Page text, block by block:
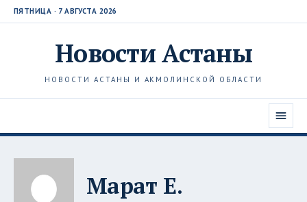
ПЯТНИЦА · 7 АВГУСТА 2026
НовостиАстаны
НОВОСТИ АСТАНЫ И АКМОЛИНСКОЙ ОБЛАСТИ
Марат Е.